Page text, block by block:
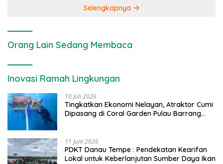
Selengkapnya
Orang Lain Sedang Membaca
Inovasi Ramah Lingkungan
10 Juli 2026
Tingkatkan Ekonomi Nelayan, Atraktor Cumi
Dipasang di Coral Garden Pulau Barrang
11 Juni 2026
PDKT Danau Tempe : Pendekatan Kearifan
Lokal untuk Keberlanjutan Sumber Daya Ikan